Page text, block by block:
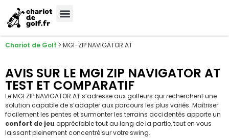
Chariot de Golf > MGI-ZIP NAVIGATOR AT
AVIS SUR LE MGI ZIP NAVIGATOR AT
TEST ET COMPARATIF
Le MGI ZIP NAVIGATOR AT s’adresse aux golfeurs qui recherchent une
solution capable de s’adapter aux parcours les plus variés. Maîtriser
facilement les pentes et surmonter les terrains accidentés apporte un
confort de jeu appréciable tout au long de la partie, tout en vous
laissant pleinement concentré sur votre swing.